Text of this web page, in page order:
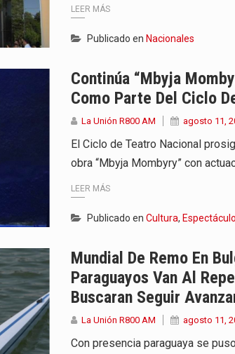
este miércoles se caracteriza por un
una fábrica de armamentos en San Paulo,
LEER MÁS
Publicado en Nacionales
Continúa “Mbyja
Como Parte Del Ciclo
La Unión R800 AM agosto 11,
El Ciclo de Teatro Nacional
obra “Mbyja Mombyry” con
LEER MÁS
Publicado en Cultura,
Mundial De Remo En
Paraguayos Van Al
Buscaran Seguir
La Unión R800 AM agosto 11,
Con presencia paraguaya se